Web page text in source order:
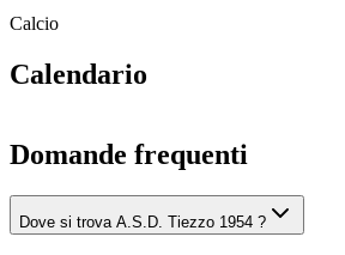
Calcio
Calendario
Domande frequenti
Dove si trova A.S.D. Tiezzo 1954 ?